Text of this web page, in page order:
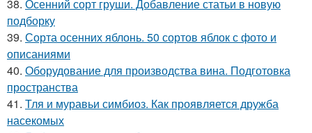
38. Осенний сорт груши. Добавление статьи в новую
подборку
39. Сорта осенних яблонь. 50 сортов яблок с фото и
описаниями
40. Оборудование для производства вина. Подготовка
пространства
41. Тля и муравьи симбиоз. Как проявляется дружба
насекомых